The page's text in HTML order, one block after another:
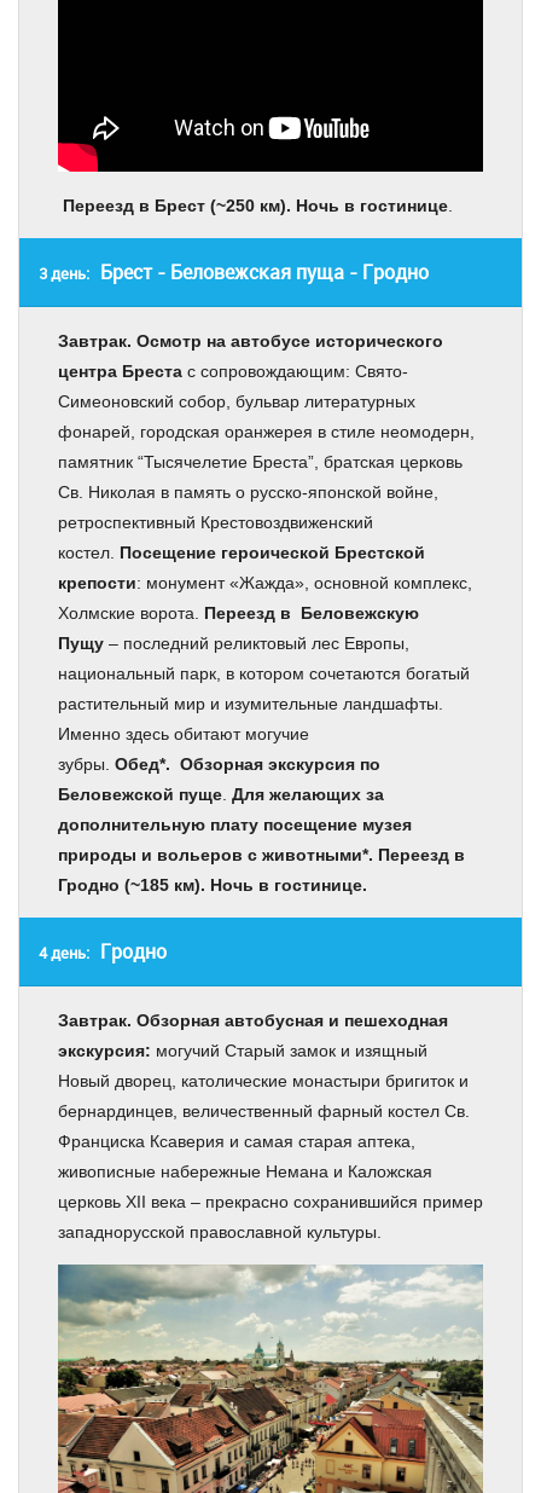
Переезд в Брест (~250 км). Ночь в гостинице
3 день: Брест - Беловежская пуща - Гродно
Завтрак. Осмотр на автобусе исторического
центра Бреста с сопровождающим: Свято-
Симеоновский собор, бульвар литературных
фонарей, городская оранжерея в стиле неомодерн,
памятник “Тысячелетие Бреста”, братская церковь
Св. Николая в память о русско-японской войне,
ретроспективный Крестовоздвиженский
костел. Посещение героической Брестской
крепости: монумент «Жажда», основной комплекс,
Холмские ворота. Переезд в Беловежскую
Пущу – последний реликтовый лес Европы,
национальный парк, в котором сочетаются богатый
растительный мир и изумительные ландшафты.
Именно здесь обитают могучие
зубры. Обед*. Обзорная экскурсия по
Беловежской пуще Для желающих за
дополнительную плату посещение музея
природы и вольеров с животными*. Переезд в
Гродно (~185 км). Ночь в гостинице.
4 день: Гродно
Завтрак. Обзорная автобусная и пешеходная
экскурсия: могучий Старый замок и изящный
Новый дворец, католические монастыри бригиток и
бернардинцев, величественный фарный костел Св.
Франциска Ксаверия и самая старая аптека,
живописные набережные Немана и Каложская
церковь XII века – прекрасно сохранившийся пример
западнорусской православной культуры.